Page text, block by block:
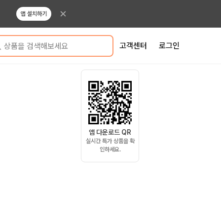
앱 설치하기
상품을 검색해보세요 고객센터 로그인
앱 다운로드 QR
실시간 특가 상품을 확
인하세요.